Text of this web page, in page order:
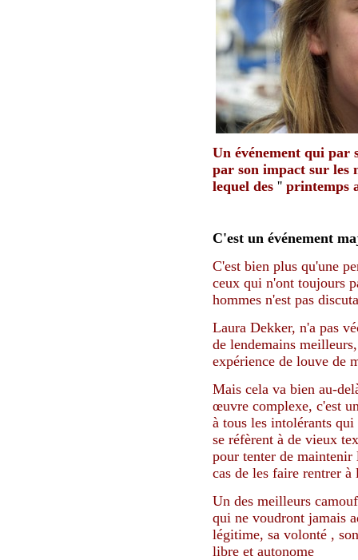
Un événement qui par
par son impact sur les
lequel des '' printemps
C'est un événement
C'est bien plus qu'une
ceux qui n'ont toujours
hommes n'est pas
Laura Dekker, n'a pas
de lendemains
expérience de louve de
Mais cela va bien au-
œuvre complexe, c'est
à tous les intolérants
se réfèrent à de vieux
pour tenter de maintenir
cas de les faire rentrer à
Un des meilleurs
qui ne voudront jamais
légitime, sa volonté ,
libre et autonome